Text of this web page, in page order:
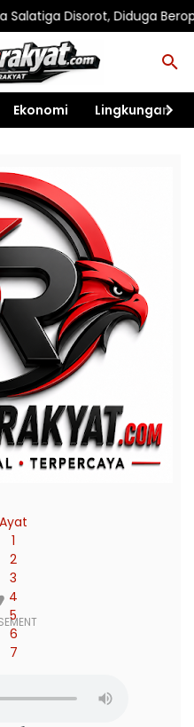
Beroperasi sebagai
Ekonomi Lingkungan
Ayat
1
2
3
4
5
6
7